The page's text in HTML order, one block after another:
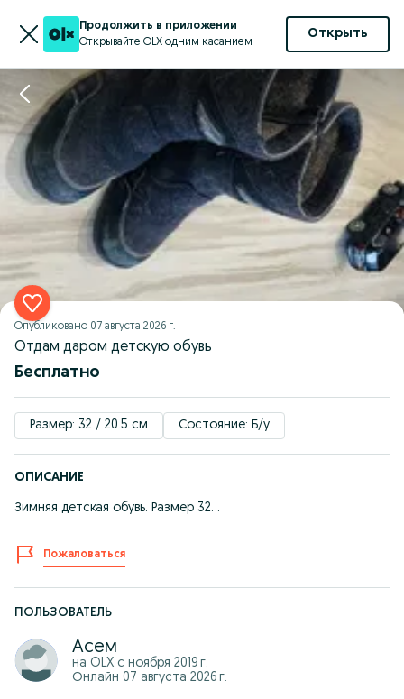
Продолжить в приложении
Открывайте OLX одним касанием
Открыть
Опубликовано 07 августа 2026 г.
Отдам даром детскую обувь
Бесплатно
Размер: 32 / 20.5 см Состояние: Б/у
ОПИСАНИЕ
Зимняя детская обувь. Размер 32. .
Пожаловаться
ПОЛЬЗОВАТЕЛЬ
Асем
на OLX с ноября 2019 г.
Онлайн 07 августа 2026 г.